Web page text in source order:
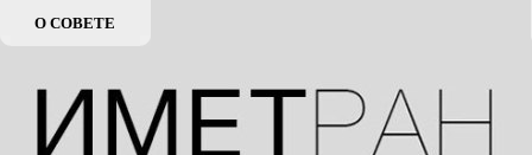
О СОВЕТЕ